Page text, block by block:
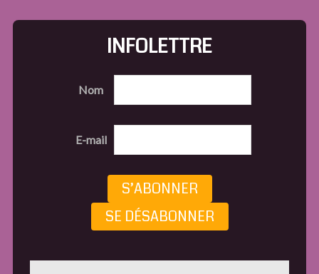
INFOLETTRE
Nom
E-mail
S’ABONNER
SE DÉSABONNER